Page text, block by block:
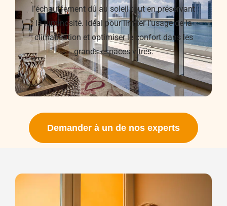
l’échauffement dû au soleil tout en préservant
la luminosité. Idéal pour limiter l’usage de la
climatisation et optimiser le confort dans les
grands espaces vitrés.
Demander à un de nos experts